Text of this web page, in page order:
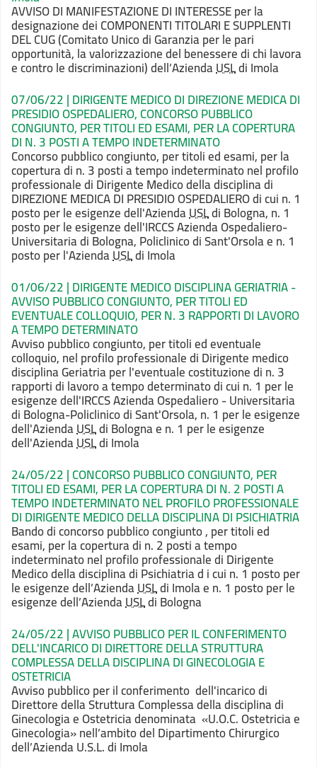
AVVISO DI MANIFESTAZIONE DI INTERESSE per la
designazione dei COMPONENTI TITOLARI E SUPPLENTI
DEL CUG (Comitato Unico di Garanzia per le pari
opportunità, la valorizzazione del benessere di chi lavora
e contro le discriminazioni) dell’AziendaUSLdi Imola
07/06/22 | DIRIGENTE MEDICO DI DIREZIONE MEDICA DI
PRESIDIO OSPEDALIERO, CONCORSO PUBBLICO
CONGIUNTO, PER TITOLI ED ESAMI, PER LA COPERTURA
DI N. 3 POSTI A TEMPO INDETERMINATO
Concorso pubblico congiunto, per titoli ed esami, per la
copertura di n. 3 posti a tempo indeterminato nel profilo
professionale di Dirigente Medico della disciplina di
DIREZIONE MEDICA DI PRESIDIO OSPEDALIERO di cui n. 1
posto per le esigenze dell'AziendaUSLdi Bologna, n. 1
posto per le esigenze dell'IRCCS Azienda Ospedaliero-
Universitaria di Bologna, Policlinico di Sant'Orsola e n. 1
posto per l'AziendaUSLdi Imola
01/06/22 | DIRIGENTE MEDICO DISCIPLINA GERIATRIA -
AVVISO PUBBLICO CONGIUNTO, PER TITOLI ED
EVENTUALE COLLOQUIO, PER N. 3 RAPPORTI DI LAVORO
A TEMPO DETERMINATO
Avviso pubblico congiunto, per titoli ed eventuale
colloquio, nel profilo professionale di Dirigente medico
disciplina Geriatria per l'eventuale costituzione di n. 3
rapporti di lavoro a tempo determinato di cui n. 1 per le
esigenze dell'IRCCS Azienda Ospedaliero - Universitaria
di Bologna-Policlinico di Sant'Orsola, n. 1 per le esigenze
dell'AziendaUSLdi Bologna e n. 1 per le esigenze
dell'AziendaUSLdi Imola
24/05/22 | CONCORSO PUBBLICO CONGIUNTO, PER
TITOLI ED ESAMI, PER LA COPERTURA DI N. 2 POSTI A
TEMPO INDETERMINATO NEL PROFILO PROFESSIONALE
DI DIRIGENTE MEDICO DELLA DISCIPLINA DI PSICHIATRIA
Bando di concorso pubblico congiunto , per titoli ed
esami, per la copertura di n. 2 posti a tempo
indeterminato nel profilo professionale di Dirigente
Medico della disciplina di Psichiatria d i cui n. 1 posto per
le esigenze dell’AziendaUSLdi Imola e n. 1 posto per le
esigenze dell’AziendaUSLdi Bologna
24/05/22 | AVVISO PUBBLICO PER IL CONFERIMENTO
DELL'INCARICO DI DIRETTORE DELLA STRUTTURA
COMPLESSA DELLA DISCIPLINA DI GINECOLOGIA E
OSTETRICIA
Avviso pubblico per il conferimento dell'incarico di
Direttore della Struttura Complessa della disciplina di
Ginecologia e Ostetricia denominata «U.O.C. Ostetricia e
Ginecologia» nell’ambito del Dipartimento Chirurgico
dell’Azienda U.S.L. di Imola